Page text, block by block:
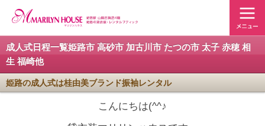
成人式日程一覧姫路市 高砂市 加古川市 たつの市 太子 赤穂 相
生 福崎他
姫路の成人式は桂由美ブランド振袖レンタル
こんにちは(^^♪